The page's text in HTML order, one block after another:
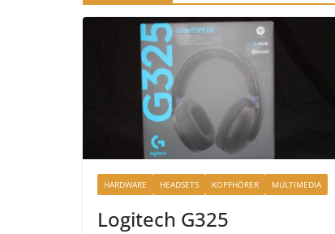
HARDWARE HEADSETS KOPFHÖRER MULTIMEDIA
Logitech G325